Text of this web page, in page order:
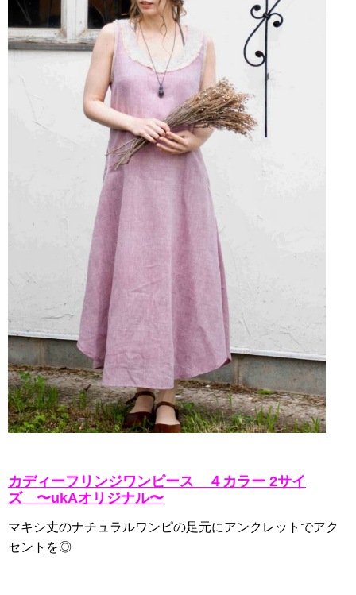
カディーフリンジワンピース ４カラー 2サイ
ズ 〜ukAオリジナル〜
マキシ丈のナチュラルワンピの足元にアンクレットでアク
セントを◎